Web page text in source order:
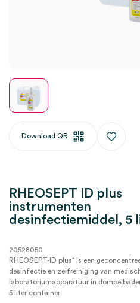
Download QR
RHEOSEPT ID plus
instrumenten
desinfectiemiddel, 5
20528050
RHEOSEPT-ID plus⁺ is een
desinfectie en zelfreiniging van
laboratoriumapparatuur in
5 liter container